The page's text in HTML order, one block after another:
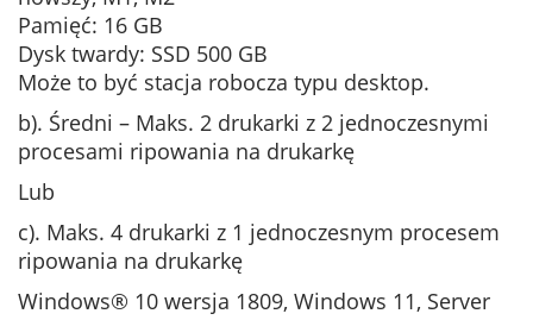
Pamięć: 16 GB
Dysk twardy: SSD 500 GB
Może to być stacja robocza typu desktop.
b). Średni – Maks. 2 drukarki z 2 jednoczesnymi
procesami ripowania na drukarkę
Lub
c). Maks. 4 drukarki z 1 jednoczesnym procesem
ripowania na drukarkę
Windows® 10 wersja 1809, Windows 11, Server